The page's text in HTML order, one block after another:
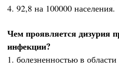
4. 92,8 на 100000 населения.
Чем проявляется дизурия
инфекции?
1. болезненностью в